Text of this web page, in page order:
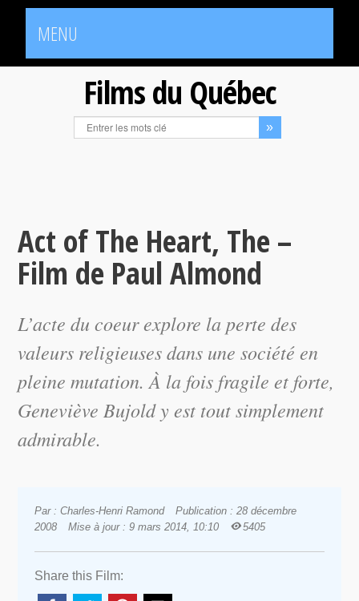
MENU
Films du Québec
Act of The Heart, The –
Film de Paul Almond
L’acte du coeurexplore la perte des
valeurs religieuses dans une société en
pleine mutation. À la fois fragile et forte,
Geneviève Bujold y est tout simplement
admirable.
Par : Charles-Henri Ramond
Publication : 28 décembre
2008
Mise à jour : 9 mars 2014, 10:10 5405
Share this Film: